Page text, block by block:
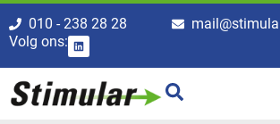
010 - 238 28 28
Volg ons: